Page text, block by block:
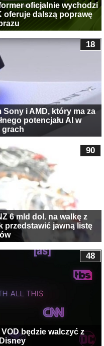
oficjalnie wychodzi
oferuje dalszą poprawę
i AMD, który ma za
potencjału AI w
grach
18
6 mld dol. na walkę z
przedstawić jawną listę
90
będzie walczyć z
48